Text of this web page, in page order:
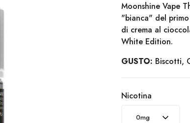
Moonshine Vape
"bianca" del
di crema al
White Edition.
GUSTO: Biscotti,
Nicotina